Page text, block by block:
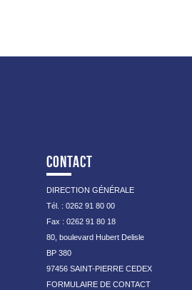
CONTACT
DIRECTION GÉNÉRALE
Tél. : 0262 91 80 00
Fax : 0262 91 80 18
80, boulevard Hubert Delisle
BP 380
97456 SAINT-PIERRE CEDEX
FORMULAIRE DE CONTACT